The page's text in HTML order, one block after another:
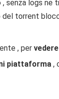
, senza logs ne
del torrent
, per
piattaforma ,